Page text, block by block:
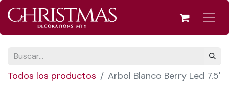
Todos los productos Arbol Blanco Berry Led 7.5'